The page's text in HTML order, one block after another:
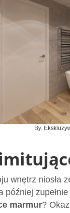
By:
wnętrz niosła
później
marmur?